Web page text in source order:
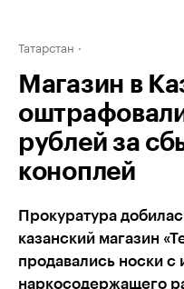
Татарстан
Магазин в
рублей за
коноплей
Прокуратура
казанский магазин
продавались носки
наркосодержащего